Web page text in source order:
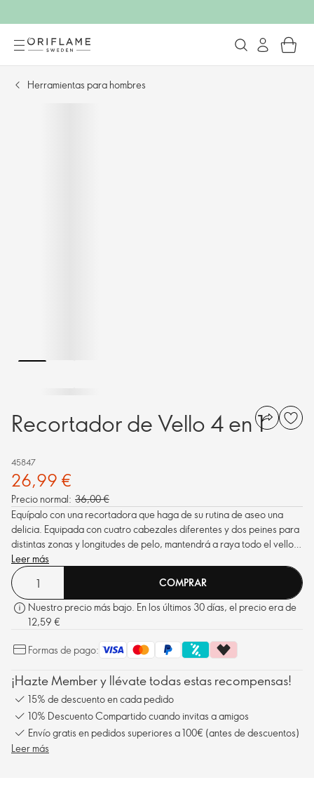
Herramientas para hombres​
Recortador de Vello 4 en 1
45847
26,99 €
Precio normal: 36,00 €
Equípalo con una recortadora que haga de su rutina de aseo una
delicia. Equipada con cuatro cabezales diferentes y dos peines para
distintas zonas y longitudes de pelo, mantendrá a raya todo el vello
facial.
Leer más
COMPRAR
Nuestro precio más bajo. En los últimos 30 días, el precio era de
12,59 €
Formas de pago:
¡Hazte Member y llévate todas estas recompensas!
15% de descuento en cada pedido
10% Descuento Compartido cuando invitas a amigos
Envío gratis en pedidos superiores a 100€ (antes de descuentos)
Leer más